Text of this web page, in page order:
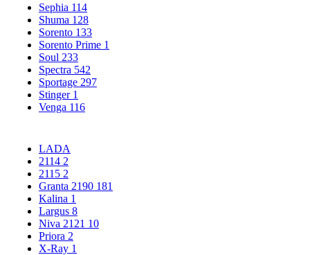
Sephia 114
Shuma 128
Sorento 133
Sorento Prime 1
Soul 233
Spectra 542
Sportage 297
Stinger 1
Venga 116
LADA
2114 2
2115 2
Granta 2190 181
Kalina 1
Largus 8
Niva 2121 10
Priora 2
X-Ray 1